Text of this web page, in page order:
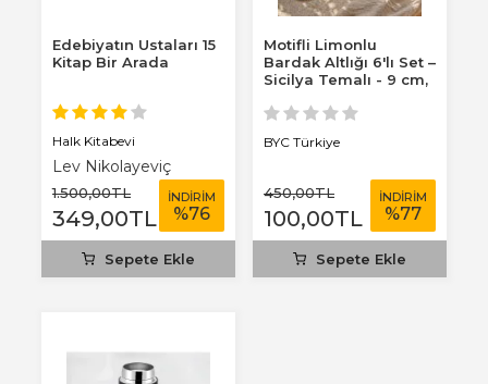
Edebiyatın Ustaları 15
Kitap Bir Arada
Halk Kitabevi
Lev Nikolayeviç
Tolstoy
1.500,00TL
349,00TL
İNDİRİM
%76
Sepete Ekle
Motifli Limonlu
Bardak Altlığı 6'lı Set –
Sicilya Temalı - 9 cm,
BYC Türkiye
450,00TL
100,00TL
İNDİRİM
%77
Sepete Ekle